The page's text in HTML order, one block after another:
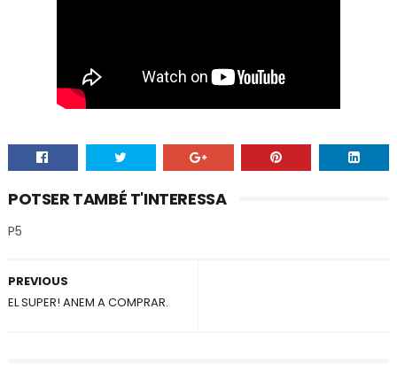
POTSER TAMBÉ T'INTERESSA
P5
PREVIOUS
EL SUPER! ANEM A COMPRAR.